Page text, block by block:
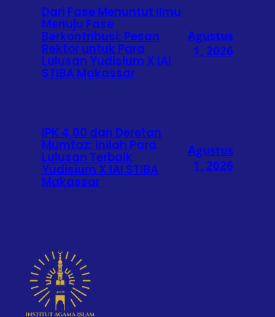
Dari Fase Menuntut Ilmu
Menuju Fase
Berkontribusi: Pesan
Rektor untuk Para
Lulusan Yudisium X IAI
STIBA Makassar
Agustus
1, 2026
IPK 4,00 dan Deretan
Mumtaz: Inilah Para
Lulusan Terbaik
Yudisium X IAI STIBA
Makassar
Agustus
1, 2026